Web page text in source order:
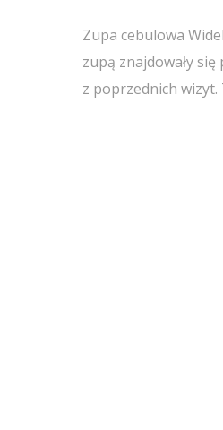
Zupa cebulowa
zupą znajdowały
z poprzednich wizyt.